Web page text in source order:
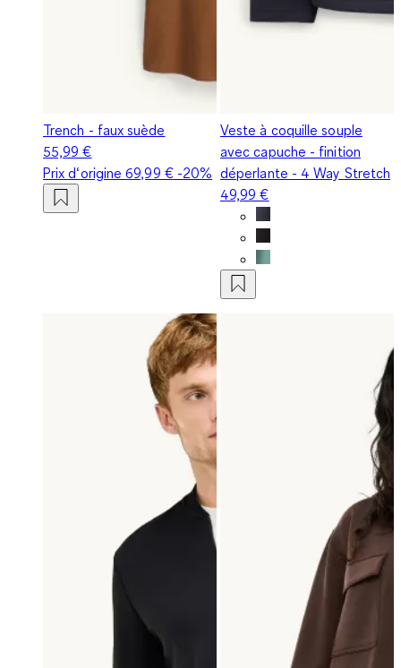
Trench - faux suède
55,99 €
Prix d‘origine69,99 €-20%
Veste à coquille souple
avec capuche - finition
déperlante - 4 Way Stretch
49,99 €